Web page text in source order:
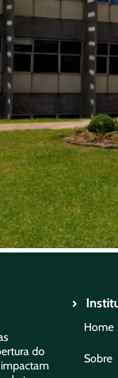
do
Home
Sobre